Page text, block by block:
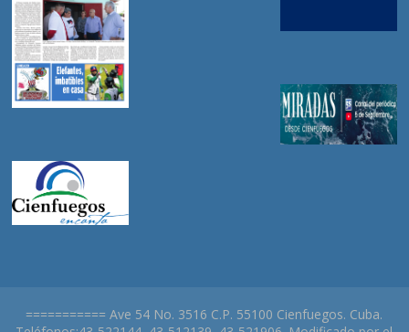
=========== Ave 54 No. 3516 C.P. 55100 Cienfuegos. Cuba.